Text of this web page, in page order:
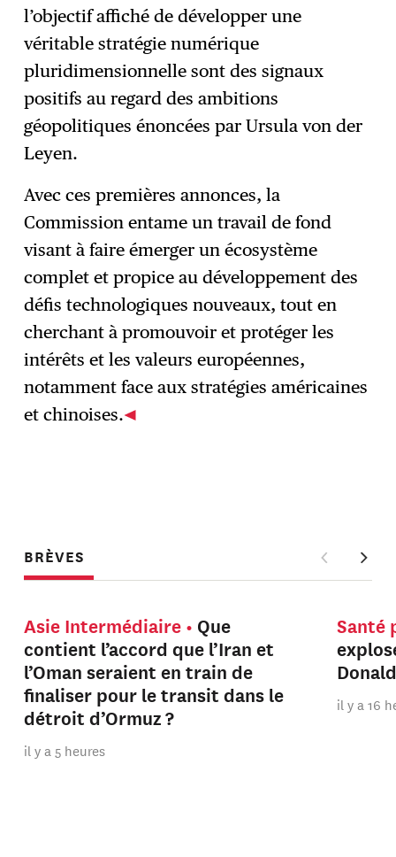
l’objectif affiché de développer une
véritable stratégie numérique
pluridimensionnelle sont des signaux
positifs au regard des ambitions
géopolitiques énoncées par Ursula von der
Leyen.
Avec ces premières annonces, la
Commission entame un travail de fond
visant à faire émerger un écosystème
complet et propice au développement des
défis technologiques nouveaux, tout en
cherchant à promouvoir et protéger les
intérêts et les valeurs européennes,
notamment face aux stratégies américaines
et chinoises.
BRÈVES
Asie Intermédiaire
Que
contient l’accord que l’Iran et
l’Oman seraient en train de
finaliser pour le transit dans le
détroit d’Ormuz ?
il y a 5 heures
Santé
il y a 16